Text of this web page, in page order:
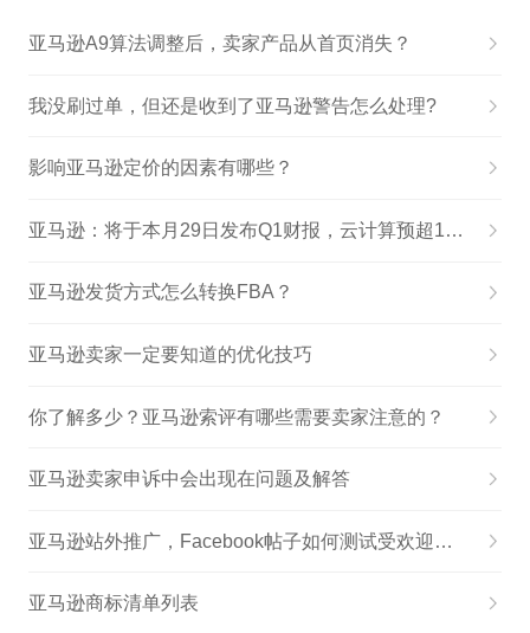
亚马逊A9算法调整后，卖家产品从首页消失？
我没刷过单，但还是收到了亚马逊警告怎么处理?
影响亚马逊定价的因素有哪些？
亚马逊：将于本月29日发布Q1财报，云计算预超130亿美元
亚马逊发货方式怎么转换FBA？
亚马逊卖家一定要知道的优化技巧
你了解多少？亚马逊索评有哪些需要卖家注意的？
亚马逊卖家申诉中会出现在问题及解答
亚马逊站外推广，Facebook帖子如何测试受欢迎程度？避免无效推广
亚马逊商标清单列表